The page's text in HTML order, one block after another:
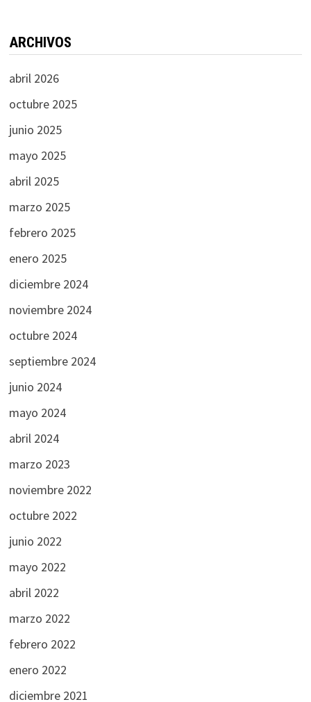
ARCHIVOS
abril 2026
octubre 2025
junio 2025
mayo 2025
abril 2025
marzo 2025
febrero 2025
enero 2025
diciembre 2024
noviembre 2024
octubre 2024
septiembre 2024
junio 2024
mayo 2024
abril 2024
marzo 2023
noviembre 2022
octubre 2022
junio 2022
mayo 2022
abril 2022
marzo 2022
febrero 2022
enero 2022
diciembre 2021